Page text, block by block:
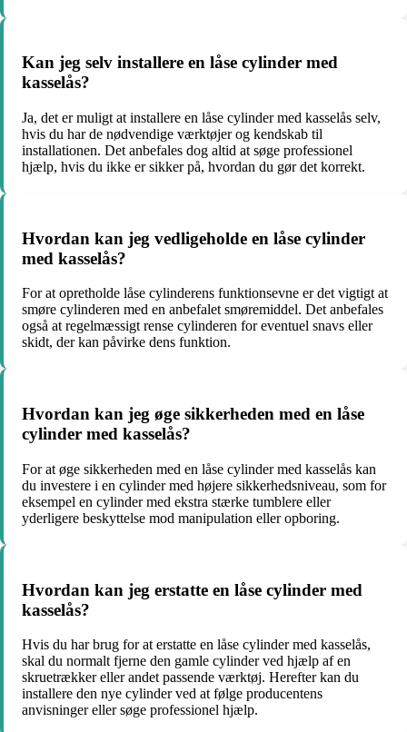
Kan jeg selv installere en låse cylinder med
kasselås?
Ja, det er muligt at installere en låse cylinder med kasselås selv,
hvis du har de nødvendige værktøjer og kendskab til
installationen. Det anbefales dog altid at søge professionel
hjælp, hvis du ikke er sikker på, hvordan du gør det korrekt.
Hvordan kan jeg vedligeholde en låse cylinder
med kasselås?
For at opretholde låse cylinderens funktionsevne er det vigtigt at
smøre cylinderen med en anbefalet smøremiddel. Det anbefales
også at regelmæssigt rense cylinderen for eventuel snavs eller
skidt, der kan påvirke dens funktion.
Hvordan kan jeg øge sikkerheden med en låse
cylinder med kasselås?
For at øge sikkerheden med en låse cylinder med kasselås kan
du investere i en cylinder med højere sikkerhedsniveau, som for
eksempel en cylinder med ekstra stærke tumblere eller
yderligere beskyttelse mod manipulation eller opboring.
Hvordan kan jeg erstatte en låse cylinder med
kasselås?
Hvis du har brug for at erstatte en låse cylinder med kasselås,
skal du normalt fjerne den gamle cylinder ved hjælp af en
skruetrækker eller andet passende værktøj. Herefter kan du
installere den nye cylinder ved at følge producentens
anvisninger eller søge professionel hjælp.